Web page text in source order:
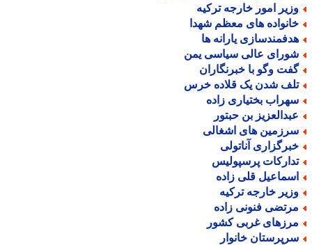
امور خارجه ترکیه
های معظم شهدا
یارانه ها
عالی سیاسی یمن
وگو با خبرنگاران
شدن یک قلاده خرس
بختیاری زاده
بن حبتور
های اشغالی
آناتولی
پرسپولیس
قلی زاده
خارجه ترکیه
فنونی زاده
غربی کشور
خانوار